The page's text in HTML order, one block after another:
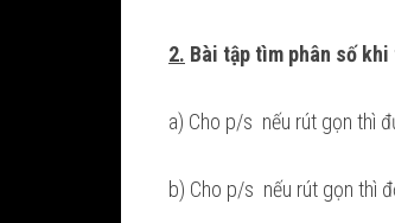
2. Bài tập tìm phân số
a) Cho p/s nếu rút gọn thì
b) Cho p/s nếu rút gọn thì